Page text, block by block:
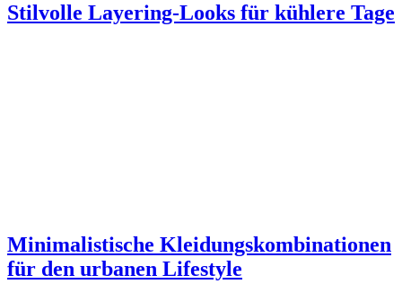
Stilvolle Layering-Looks für kühlere Tage
Minimalistische Kleidungskombinationen
für den urbanen Lifestyle